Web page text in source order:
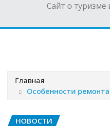
Сайт о туризме
Главная
Особенности
НОВОСТИ